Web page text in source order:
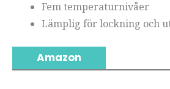
Fem temperaturnivåer
Lämplig för lockning och
Amazon